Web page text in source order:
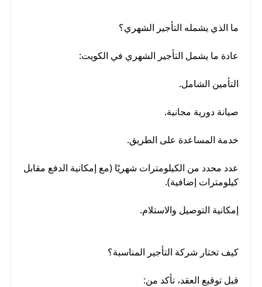
ما الذي يشمله التأجير الشهري؟
عادة ما يشمل التأجير الشهري في الكويت:
التأمين الشامل.
صيانة دورية مجانية.
خدمة المساعدة على الطريق.
عدد محدد من الكيلومترات شهريًا (مع إمكانية الدفع مقابل
كيلومترات إضافية).
إمكانية التوصيل والاستلام.
كيف تختار شركة التأجير المناسبة؟
قبل توقيع العقد، تأكد من: